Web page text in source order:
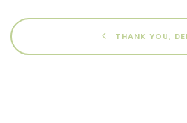
THANK YOU,